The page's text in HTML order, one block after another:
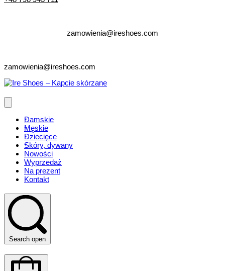
zamowienia@ireshoes.com
zamowienia@ireshoes.com
Damskie
Męskie
Dziecięce
Skóry, dywany
Nowości
Wyprzedaż
Na prezent
Kontakt
Search open